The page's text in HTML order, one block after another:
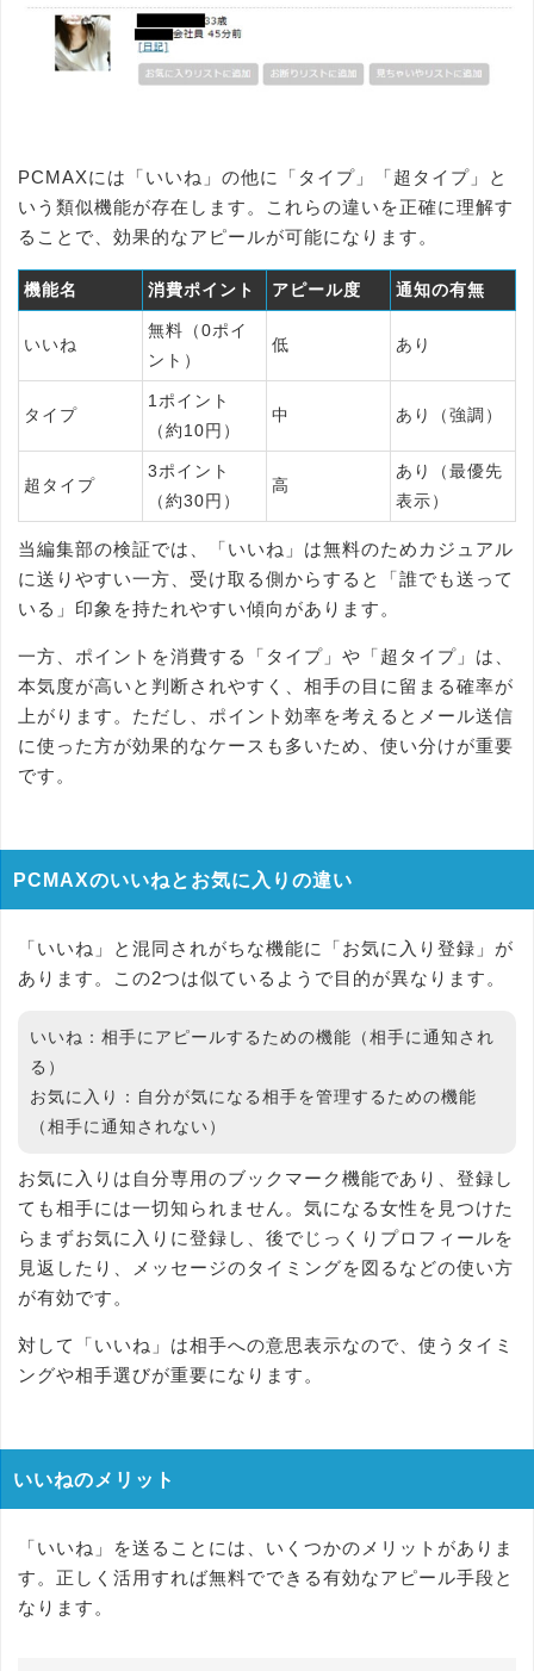
PCMAXには「いいね」の他に「タイプ」「超タイプ」と
いう類似機能が存在します。これらの違いを正確に理解す
ることで、効果的なアピールが可能になります。
機能名 消費ポイント アピール度 通知の有無
いいね
無料（0ポイ
ント）
低 あり
タイプ
1ポイント
（約10円）
中 あり（強調）
超タイプ
3ポイント
（約30円）
高
あり（最優先
表示）
当編集部の検証では、「いいね」は無料のためカジュアル
に送りやすい一方、受け取る側からすると「誰でも送って
いる」印象を持たれやすい傾向があります。
一方、ポイントを消費する「タイプ」や「超タイプ」は、
本気度が高いと判断されやすく、相手の目に留まる確率が
上がります。ただし、ポイント効率を考えるとメール送信
に使った方が効果的なケースも多いため、使い分けが重要
です。
PCMAXのいいねとお気に入りの違い
「いいね」と混同されがちな機能に「お気に入り登録」が
あります。この2つは似ているようで目的が異なります。
いいね： 相手にアピールするための機能（相手に通知され
る）
お気に入り： 自分が気になる相手を管理するための機能
（相手に通知されない）
お気に入りは自分専用のブックマーク機能であり、登録し
ても相手には一切知られません。気になる女性を見つけた
らまずお気に入りに登録し、後でじっくりプロフィールを
見返したり、メッセージのタイミングを図るなどの使い方
が有効です。
対して「いいね」は相手への意思表示なので、使うタイミ
ングや相手選びが重要になります。
いいねのメリット
「いいね」を送ることには、いくつかのメリットがありま
す。正しく活用すれば無料でできる有効なアピール手段と
なります。